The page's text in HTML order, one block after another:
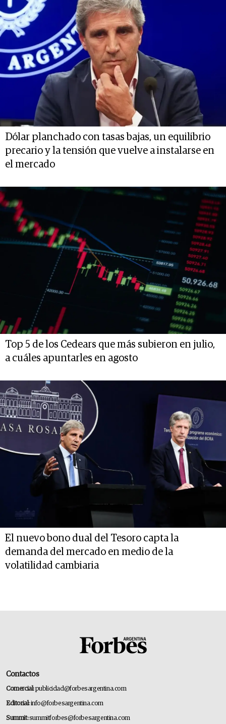
Dólar planchado con tasas bajas, un equilibrio
precario y la tensión que vuelve a instalarse en
el mercado
Top 5 de los Cedears que más subieron en julio,
a cuáles apuntarles en agosto
El nuevo bono dual del Tesoro capta la
demanda del mercado en medio de la
volatilidad cambiaria
Contactos
Comercial:publicidad@forbesargentina.com
Editorial:info@forbesargentina.com
Summit:summitforbes@forbesargentina.com